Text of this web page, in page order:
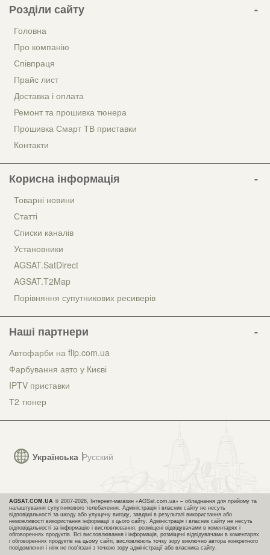
Українська Русский
Розділи сайту
Головна
Про компанію
Співпраця
Прайс лист
Доставка і оплата
Ремонт та прошивка тюнера
Прошивка Смарт ТВ приставки
Контакти
Корисна інформація
Товарні новини
Статті
Списки каналів
Установники
AGSAT.SatDirect
AGSAT.T2Map
Порівняння супутникових ресиверів
Наші партнери
Автофарби на flip.com.ua
Фарбування авто у Києві
IPTV приставки
Т2 тюнер
AGSAT.COM.UA © 2007-2026, Інтернет-магазин «AGSat.com.ua» – обладнання для прийому та
налаштування супутникового телебачення. Адміністрація і власник сайту не несуть
відповідальності за шкоду або упущену вигоду, завдані в результаті використання або
неможливості використання інформації з цього сайту. Адміністрація і власник сайту не несуть
відповідальності за інформацію і висловлювання, розміщені відвідувачами в коментарях і
обговореннях продуктів. Всі висловлювання і інформація, розміщені відвідувачами в коментарях
і обговореннях продуктів на цьому сайті, висловлюють точку зору виключно автора конкретного
повідомлення і ніяк не пов'язані з точкою зору адміністрації або власника сайту.